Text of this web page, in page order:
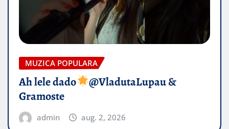
MUZICA POPULARA
Ah lele dado​
@VladutaLupau &
Gramoste
admin aug. 2, 2026